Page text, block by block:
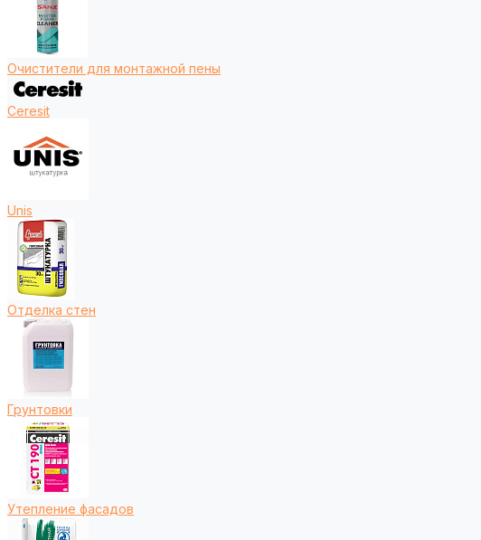
Очистители для монтажной пены
Ceresit
Unis
Отделка стен
Грунтовки
Утепление фасадов